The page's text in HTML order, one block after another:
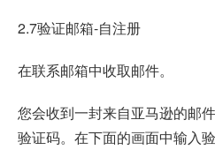
2.7验证邮箱-自注册
在联系邮箱中收取邮件。
您会收到一封来自亚马逊的邮
验证码。在下面的画面中输入